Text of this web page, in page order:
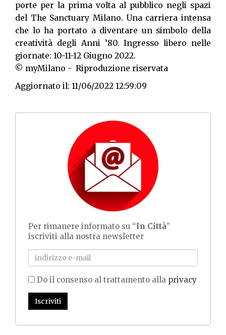
porte per la prima volta al pubblico negli spazi
del The Sanctuary Milano. Una carriera intensa
che lo ha portato a diventare un simbolo della
creatività degli Anni ’80. Ingresso libero nelle
giornate: 10-11-12 Giugno 2022.
© myMilano - Riproduzione riservata
Aggiornato il: 11/06/2022 12:59:09
Per rimanere informato su “In Città”
iscriviti alla nostra newsletter
Do il consenso al trattamento alla privacy
Iscriviti